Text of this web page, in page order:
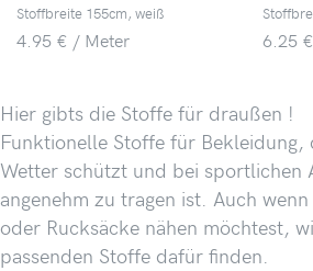
Stoffbreite 155cm, weiß
4.95 € / Meter 6.25
Hier gibts die Stoffe für draußen !
Funktionelle Stoffe für Bekleidung,
Wetter schützt und bei sportlichen
angenehm zu tragen ist. Auch
oder Rucksäcke nähen möchtest,
passenden Stoffe dafür finden.